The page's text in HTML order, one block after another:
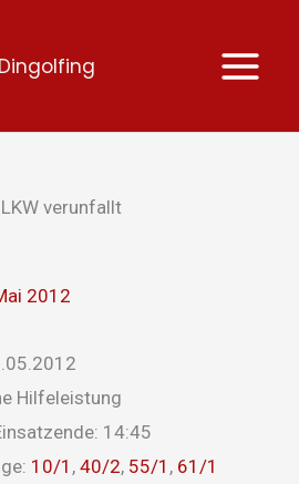
LKW verunfallt
2012
Hilfeleistung
14:45
10/1 , 40/2, 55/1 , 61/1